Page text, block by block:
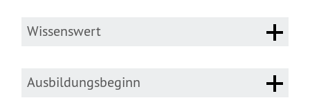
Wissenswert
Ausbildungsbeginn